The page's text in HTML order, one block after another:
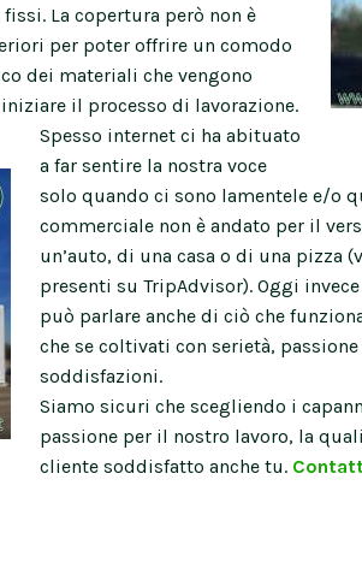
La copertura però non è
per poter offrire un comodo
dei materiali che vengono
il processo di lavorazione.
Spesso internet ci ha abituato
a far sentire la nostra voce
solo quando ci sono lamentele e/o
commerciale non è andato per il
un’auto, di una casa o di una pizza
presenti su TripAdvisor). Oggi
può parlare anche di ciò che
che se coltivati con serietà,
soddisfazioni.
Siamo sicuri che scegliendo i
passione per il nostro lavoro, la
cliente soddisfatto anche tu.